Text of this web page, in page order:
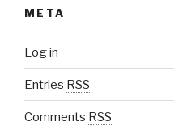
META
Log in
Entries RSS
Comments RSS